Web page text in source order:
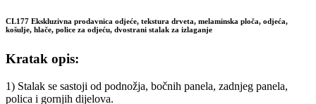
CL177 Ekskluzivna prodavnica odjeće, tekstura drveta, melaminska ploča, odjeća,
košulje, hlače, police za odjeću, dvostrani stalak za izlaganje
Kratak opis:
1) Stalak se sastoji od podnožja, bočnih panela, zadnjeg panela,
polica i gornjih dijelova.